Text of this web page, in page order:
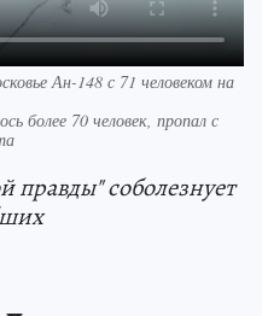
Ан-148 с 71 человеком на
более 70 человек, пропал с
правды" соболезнует